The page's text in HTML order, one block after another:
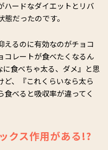
ハードなダイエットとリバ
だったのです。
えるのに有効なのがチョコ
コレートが食べたくなるん
食べちゃ太る、ダメ』と思
ど、『これくらいなら太ら
べると吸収率が違ってく
クス作用がある!?